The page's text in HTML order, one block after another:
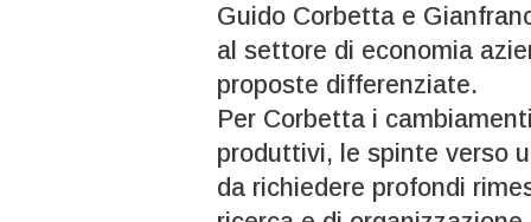
Guido Corbetta e
al settore di economia
proposte differenziate.
Per Corbetta i
produttivi, le spinte verso
da richiedere profondi